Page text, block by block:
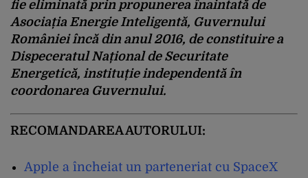
fie eliminată prin propunerea înaintată de
Asociația Energie Inteligentă, Guvernului
României încă din anul 2016, de constituire a
Dispeceratul Național de Securitate
Energetică, instituție independentă în
coordonarea Guvernului.
RECOMANDAREA AUTORULUI:
Apple a încheiat un parteneriat cu SpaceX